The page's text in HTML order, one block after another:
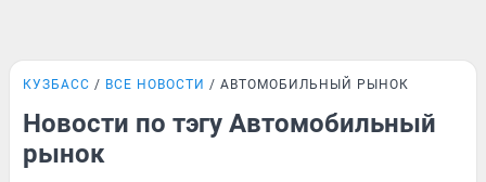
КУЗБАСС ВСЕ НОВОСТИ АВТОМОБИЛЬНЫЙ РЫНОК
Новости по тэгу Автомобильный
рынок